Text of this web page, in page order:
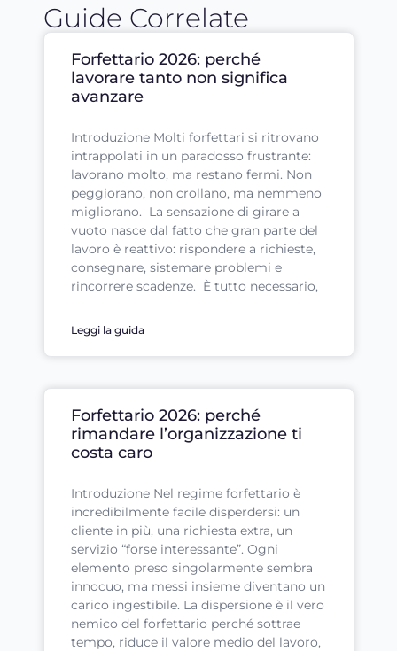
Guide Correlate
Forfettario 2026: perché
lavorare tanto non significa
avanzare
Introduzione Molti forfettari si ritrovano
intrappolati in un paradosso frustrante:
lavorano molto, ma restano fermi. Non
peggiorano, non crollano, ma nemmeno
migliorano. La sensazione di girare a
vuoto nasce dal fatto che gran parte del
lavoro è reattivo: rispondere a richieste,
consegnare, sistemare problemi e
rincorrere scadenze. È tutto necessario,
Leggi la guida
Forfettario 2026: perché
rimandare l’organizzazione ti
costa caro
Introduzione Nel regime forfettario è
incredibilmente facile disperdersi: un
cliente in più, una richiesta extra, un
servizio “forse interessante”. Ogni
elemento preso singolarmente sembra
innocuo, ma messi insieme diventano un
carico ingestibile. La dispersione è il vero
nemico del forfettario perché sottrae
tempo, riduce il valore medio del lavoro,